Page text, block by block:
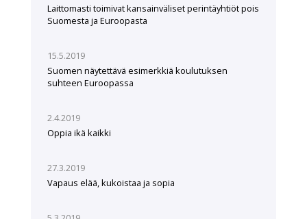
Laittomasti toimivat kansainväliset perintäyhtiöt pois
Suomesta ja Euroopasta
15.5.2019
Suomen näytettävä esimerkkiä koulutuksen
suhteen Euroopassa
2.4.2019
Oppia ikä kaikki
27.3.2019
Vapaus elää, kukoistaa ja sopia